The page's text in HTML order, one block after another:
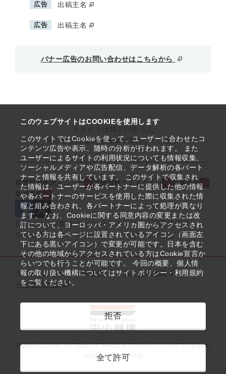
このウェブサイトはCOOKIEを使用します
このサイトではCookieを使って、ユーザーに合わせたコ
ンテンツ広告や表示、随時の分析が行われます。 また
ユーザーによるサイトの利用状況についても情報収集、
ソーシャルメディアや広告配信、データ解析の各パート
ナーと情報を共有しています。 このサイトで収集され
た情報は、ユーザーが各パートナーに提供した他の情報
や各パートナーのサービスを使用した際に収集された情
報と組み合わされ、各パートナーによって処理が異なり
ます。 なお、Cookieに関する同意内容の変更または改
訂について、ヨーロッパ・アメリカ圏からアクセスされ
ている方は各ページに設置されているアイコン（画面左
下にある黒いアイコン）で変更が可能です。日本を含む
その他の地域からアクセスされている方はCookie宣言か
らいつでも行うことが可能です。 今回の概要、個人情
報の取り扱い機構についてはサイトポリシー・利用規約
をご覧ください。
拒否
全て許可
広告 出稿主名
広告 出稿主名
バナー広告のお問い合わせはこちらから
中小企業基盤整備機構が運営しています
経営課題解決メニュー 支援情報ヘッドライン
起業支援
取組事例
役立つリンク集 サイトマップ
サイト利用条件
SNS公式アカウント一覧
ウェブアクセシビリティ
サイトポリシー・利用規約
個人情報保護
中小機構とは
©Organization for Small & Medium Enterprises and Regional
Innovation, JAPAN